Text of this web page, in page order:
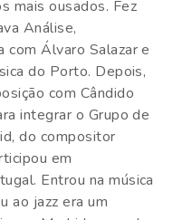
mais ousados. Fez
Análise,
com Álvaro Salazar e
do Porto. Depois,
com Cândido
integrar o Grupo de
do compositor
em
Entrou na música
ao jazz era um